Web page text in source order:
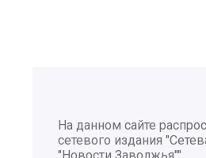
На данном сайте
сетевого издания